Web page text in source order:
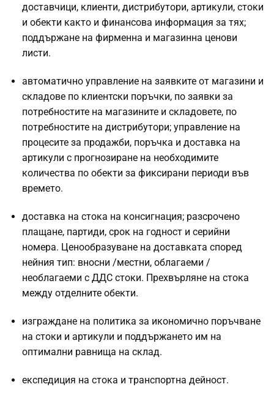
доставчици, клиенти, дистрибутори, артикули, стоки
и обекти както и финансова информация за тях;
поддържане на фирменна и магазинна ценови
листи.
автоматично управление на заявките от магазини и
складове по клиентски поръчки, по заявки за
потребностите на магазините и складовете, по
потребностите на дистрибутори; управление на
процесите за продажби, поръчка и доставка на
артикули с прогнозиране на необходимите
количества по обекти за фиксирани периоди във
времето.
доставка на стока на консигнация; разсрочено
плащане, партиди, срок на годност и серийни
номера. Ценообразуване на доставката според
нейния тип: вносни /местни, облагаеми /
необлагаеми с ДДС стоки. Прехвърляне на стока
между отделните обекти.
изграждане на политика за икономично поръчване
на стоки и артикули и поддържането им на
оптимални равнища на склад.
експедиция на стока и транспортна дейност.